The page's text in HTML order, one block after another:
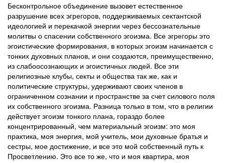
Бесконтрольное объединение вызовет естественное
разрушение всех эгрегоров, поддерживаемых сектантской
идеологией и перекачкой энергии через бессознательные
молитвы о спасении собственного эгоизма. Все эгрегоры это
эгоистические формирования, в которых эгоизм начинается с
тонких духовных планов, и они создаются, преимущественно,
из слабоосознающих и эгоистичных людей. Все эти
религиозные клубы, секты и общества так же, как и
политические структуры, удерживают своих членов в
ограниченном сознании и пространстве за счет силового поля
их собственного эгоизма. Разница только в том, что в религии
действует эгоизм тонкого плана, гораздо более
концентрированный, чем материальный эгоизм: это моя
практика, моя энергия, мой учитель, мои духовные братья и
сестры, мое достижение, и все это мой собственный путь к
Просветлению. Это все то же, что и моя квартира, моя